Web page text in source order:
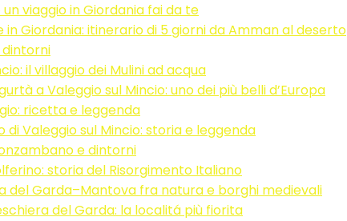
viaggio in Giordania fai da te
in Giordania: itinerario di 5 giorni da Amman al deserto
dintorni
il villaggio dei Mulini ad acqua
a Valeggio sul Mincio: uno dei più belli d’Europa
ricetta e leggenda
di Valeggio sul Mincio: storia e leggenda
e dintorni
storia del Risorgimento Italiano
del Garda–Mantova fra natura e borghi medievali
del Garda: la localitá più fiorita